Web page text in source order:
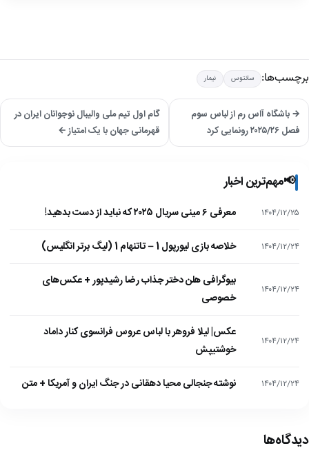
برچسب‌ها: سانتوس نیمار
→ باشگاه آاس رم از لباس سوم
فصل ۲۰۲۵/۲۶ رونمایی کرد
گام اول تیم ملی والیبال نوجوانان ایران در
قهرمانی جهان با یک امتیاز ←
📢مهم‌ترین اخبار
۱۴۰۴/۱۲/۲۵ معرفی ۶ مینی سریال ۲۰۲۵ که نباید از دست بدهید!
۱۴۰۴/۱۲/۲۴ خلاصه بازی لیورپول 1 – تاتنهام 1 (لیگ برتر انگلیس)
۱۴۰۴/۱۲/۲۴
بیوگرافی هلن دختر جذاب رضا رشیدپور + عکس‌های
خصوصی
۱۴۰۴/۱۲/۲۴
عکس| لیلا فروهر با لباس عروس فرانسوی کنار داماد
خوشتیپش
۱۴۰۴/۱۲/۲۴ نوشته جنجالی محیا دهقانی در جنگ ایران و آمریکا + متن
دیدگاه‌ها